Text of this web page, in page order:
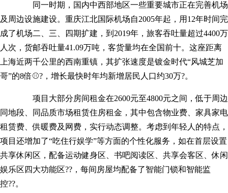
同一时期，国内中西部地区一些重要城市正在完善机场
及周边设施建设。重庆江北国际机场自2005年起，用12年时间完
成了机场二、三、四期扩建，到2019年，旅客吞吐量超过4400万
人次，货邮吞吐量41.09万吨，客货量均在全国前十。这座距离
上海近两千公里的西南重镇，其扩张速度是镀金时代“风城芝加
哥”的8倍⚾?，增长最快时年均新增居民人口约30万?。
项目大部分房间租金在2600元至4800元之间，低于周边
同地段、同品质市场租赁住房租金，其中包含物业费、家具家电
租赁费、供暖费及网费，实行动态调整。考虑到年轻人的特点，
项目还增加了“吃住行娱学”等方面的个性化服务，如在首层设置
共享休闲区，配备运动健身区、书吧阅读区、共享会客区、休闲
娱乐区四大功能区??，每间房屋均配备了智能门锁和智能监
控??。